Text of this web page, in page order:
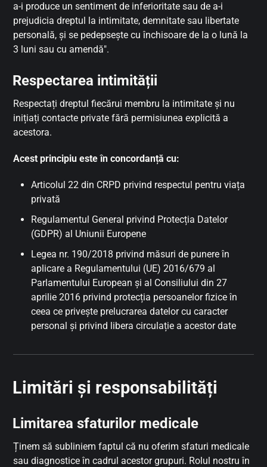
a-i produce un sentiment de inferioritate sau de a-i
prejudicia dreptul la intimitate, demnitate sau libertate
personală, și se pedepsește cu închisoare de la o lună la
3 luni sau cu amendă".
Respectarea intimității
Respectați dreptul fiecărui membru la intimitate și nu
inițiați contacte private fără permisiunea explicită a
acestora.
Acest principiu este în concordanță cu:
Articolul 22 din CRPD privind respectul pentru viața
privată
Regulamentul General privind Protecția Datelor
(GDPR) al Uniunii Europene
Legea nr. 190/2018 privind măsuri de punere în
aplicare a Regulamentului (UE) 2016/679 al
Parlamentului European și al Consiliului din 27
aprilie 2016 privind protecția persoanelor fizice în
ceea ce privește prelucrarea datelor cu caracter
personal și privind libera circulație a acestor date
Limitări și responsabilități
Limitarea sfaturilor medicale
Ținem să subliniem faptul că nu oferim sfaturi medicale
sau diagnostice în cadrul acestor grupuri. Rolul nostru în